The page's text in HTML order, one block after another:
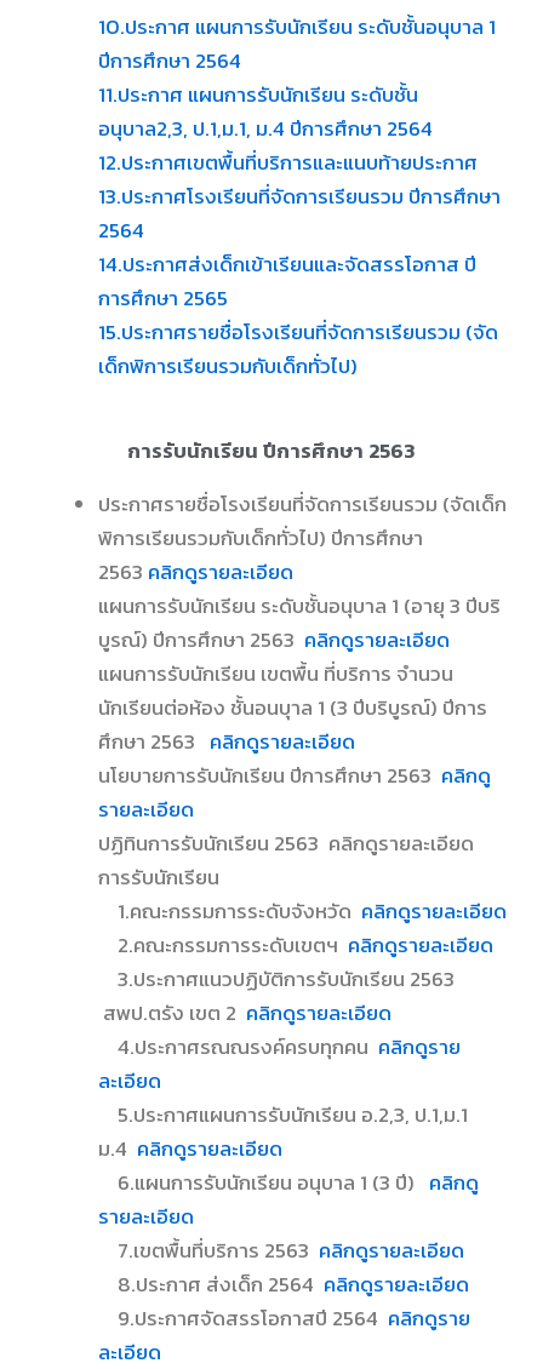
10.ประกาศ แผนการรับนักเรียน ระดับชั้นอนุบาล 1
ปีการศึกษา 2564
11.ประกาศ แผนการรับนักเรียน ระดับชั้น
อนุบาล2,3, ป.1,ม.1, ม.4 ปีการศึกษา 2564
12.ประกาศเขตพื้นที่บริการและแนบท้ายประกาศ
13.ประกาศโรงเรียนที่จัดการเรียนรวม ปีการศึกษา
2564
14.ประกาศส่งเด็กเข้าเรียนและจัดสรรโอกาส ปี
การศึกษา 2565
15.ประกาศรายชื่อโรงเรียนที่จัดการเรียนรวม (จัด
เด็กพิการเรียนรวมกับเด็กทั่วไป)
การรับนักเรียน ปีการศึกษา 2563
ประกาศรายชื่อโรงเรียนที่จัดการเรียนรวม (จัดเด็ก
พิการเรียนรวมกับเด็กทั่วไป) ปีการศึกษา
2563 คลิกดูรายละเอียด
แผนการรับนักเรียน ระดับชั้นอนุบาล 1 (อายุ 3 ปีบริ
บูรณ์) ปีการศึกษา 2563 คลิกดูรายละเอียด
แผนการรับนักเรียน เขตพื้น ที่บริการ จำนวน
นักเรียนต่อห้อง ชั้นอนบุาล 1 (3 ปีบริบูรณ์) ปีการ
ศึกษา 2563 คลิกดูรายละเอียด
นโยบายการรับนักเรียน ปีการศึกษา 2563 คลิกดู
รายละเอียด
ปฏิทินการรับนักเรียน 2563 คลิกดูรายละเอียด
การรับนักเรียน
1.คณะกรรมการระดับจังหวัด คลิกดูรายละเอียด
2.คณะกรรมการระดับเขตฯ คลิกดูรายละเอียด
3.ประกาศแนวปฏิบัติการรับนักเรียน 2563
สพป.ตรัง เขต 2 คลิกดูรายละเอียด
4.ประกาศรณณรงค์ครบทุกคน คลิกดูราย
ละเอียด
5.ประกาศแผนการรับนักเรียน อ.2,3, ป.1,ม.1
ม.4 คลิกดูรายละเอียด
6.แผนการรับนักเรียน อนุบาล 1 (3 ปี) คลิกดู
รายละเอียด
7.เขตพื้นที่บริการ 2563 คลิกดูรายละเอียด
8.ประกาศ ส่งเด็ก 2564 คลิกดูรายละเอียด
9.ประกาศจัดสรรโอกาสปี 2564 คลิกดูราย
ละเอียด